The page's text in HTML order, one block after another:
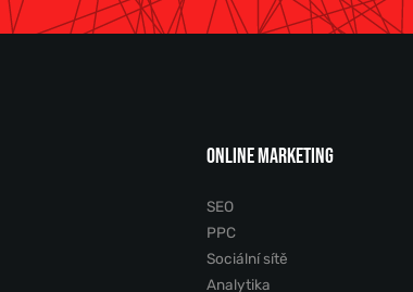
ONLINE MARKETING
SEO
PPC
Sociální sítě
Analytika